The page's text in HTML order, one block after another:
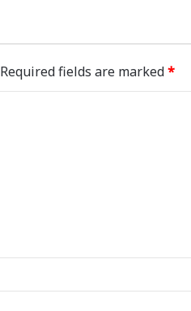
Required fields are marked*